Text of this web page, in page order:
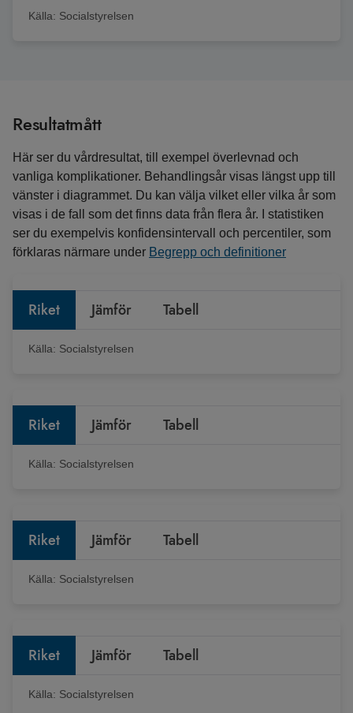
Källa: Socialstyrelsen
Resultatmått
Här ser du vårdresultat, till exempel överlevnad och
vanliga komplikationer. Behandlingsår visas längst upp till
vänster i diagrammet. Du kan välja vilket eller vilka år som
visas i de fall som det finns data från flera år. I statistiken
ser du exempelvis konfidensintervall och percentiler, som
förklaras närmare under Begrepp och definitioner
Riket Jämför Tabell
Källa: Socialstyrelsen
Riket Jämför Tabell
Källa: Socialstyrelsen
Riket Jämför Tabell
Källa: Socialstyrelsen
Riket Jämför Tabell
Källa: Socialstyrelsen